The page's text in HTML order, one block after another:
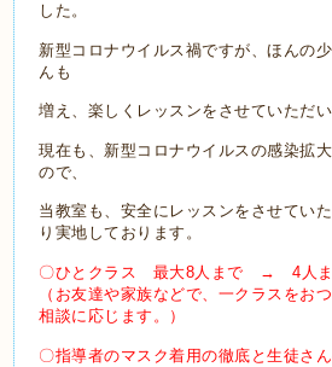
した。
新型コロナウイルス禍ですが、ほんの
んも
増え、楽しくレッスンをさせていただい
現在も、新型コロナウイルスの感染拡
ので、
当教室も、安全にレッスンをさせてい
り実地しております。
〇ひとクラス 最大8人まで → 4人
（お友達や家族などで、一クラスをお
相談に応じます。）
〇指導者のマスク着用の徹底と生徒さ